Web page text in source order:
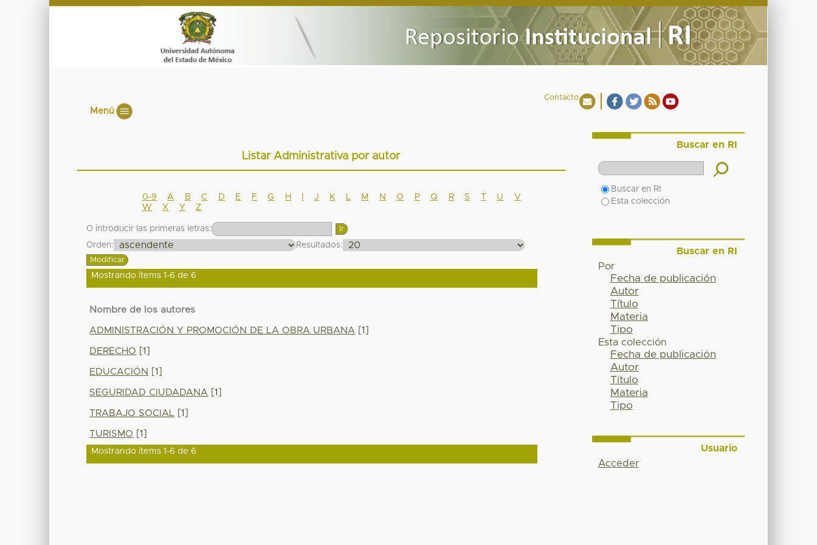
Contacto
Menú
Listar Administrativa por autor
0-9 A B C D E F G H J K M N O P Q R S T U
V
W
X Y Z
O introducir las primeras letras:
Orden:
Resultados:
Mostrando ítems 1-6 de 6
Nombre de los autores
ADMINISTRACIÓN Y PROMOCIÓN DE LA OBRA URBANA [1]
DERECHO [1]
EDUCACIÓN [1]
SEGURIDAD CIUDADANA [1]
TRABAJO SOCIAL [1]
TURISMO [1]
Mostrando ítems 1-6 de 6
Buscar en RI
Buscar en RI
Esta colección
Buscar en RI
Por
Fecha de publicación
Autor
Título
Materia
Tipo
Esta colección
Fecha de publicación
Autor
Título
Materia
Tipo
Usuario
Acceder